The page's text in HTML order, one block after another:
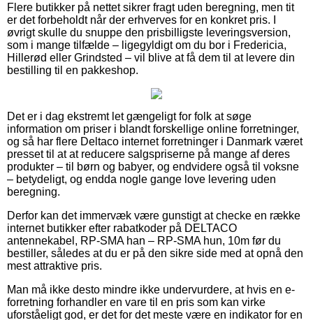
Flere butikker på nettet sikrer fragt uden beregning, men tit
er det forbeholdt når der erhverves for en konkret pris. I
øvrigt skulle du snuppe den prisbilligste leveringsversion,
som i mange tilfælde – ligegyldigt om du bor i Fredericia,
Hillerød eller Grindsted – vil blive at få dem til at levere din
bestilling til en pakkeshop.
Det er i dag ekstremt let gængeligt for folk at søge
information om priser i blandt forskellige online forretninger,
og så har flere Deltaco internet forretninger i Danmark været
presset til at at reducere salgspriserne på mange af deres
produkter – til børn og babyer, og endvidere også til voksne
– betydeligt, og endda nogle gange love levering uden
beregning.
Derfor kan det immervæk være gunstigt at checke en række
internet butikker efter rabatkoder på DELTACO
antennekabel, RP-SMA han – RP-SMA hun, 10m før du
bestiller, således at du er på den sikre side med at opnå den
mest attraktive pris.
Man må ikke desto mindre ikke undervurdere, at hvis en e-
forretning forhandler en vare til en pris som kan virke
uforståeligt god, er det for det meste være en indikator for en